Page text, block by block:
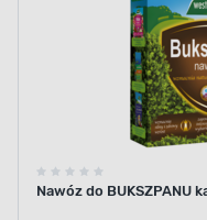
Łatwość
roztworu
Nawóz do surfinii
Dzięki temu po
możesz
Postaw na
Nawóz do BUKSZPANU